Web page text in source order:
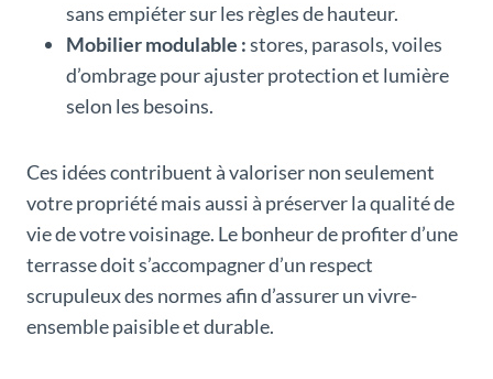
sans empiéter sur les règles de hauteur.
Mobilier modulable :stores, parasols, voiles
d’ombrage pour ajuster protection et lumière
selon les besoins.
Ces idées contribuent à valoriser non seulement
votre propriété mais aussi à préserver la qualité de
vie de votre voisinage. Le bonheur de profiter d’une
terrasse doit s’accompagner d’un respect
scrupuleux des normes afin d’assurer un vivre-
ensemble paisible et durable.